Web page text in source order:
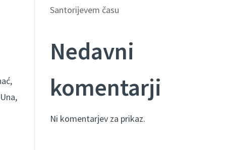
Santorijevem času
Nedavni
komentarji
Ni komentarjev za prikaz.